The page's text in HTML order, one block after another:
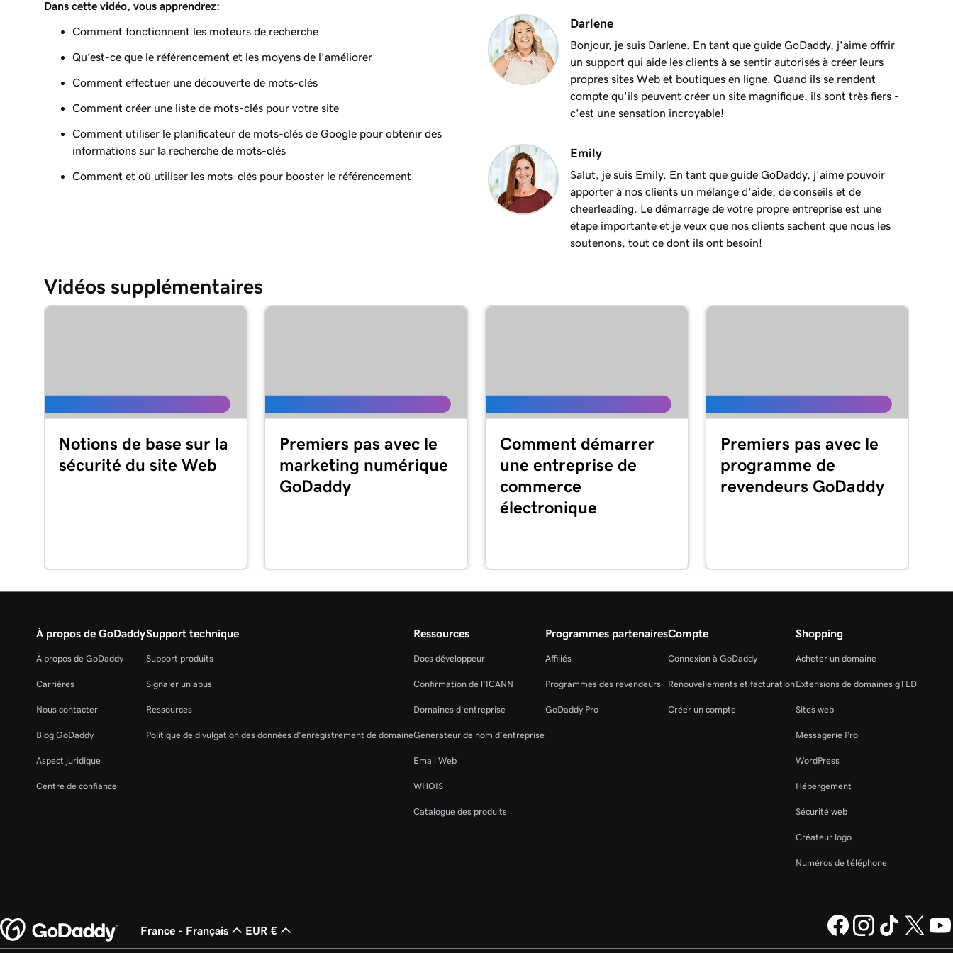
Dans cette vidéo, vous apprendrez:
Comment fonctionnent les moteurs de recherche
Qu’est-ce que le référencement et les moyens de l’améliorer
Comment effectuer une découverte de mots-clés
Comment créer une liste de mots-clés pour votre site
Comment utiliser le planificateur de mots-clés de Google pour obtenir des
informations sur la recherche de mots-clés
Comment et où utiliser les mots-clés pour booster le référencement
Darlene
Bonjour, je suis Darlene. En tant que guide GoDaddy, j'aime offrir
un support qui aide les clients à se sentir autorisés à créer leurs
propres sites Web et boutiques en ligne. Quand ils se rendent
compte qu'ils peuvent créer un site magnifique, ils sont très fiers -
c'est une sensation incroyable!
Emily
Salut, je suis Emily. En tant que guide GoDaddy, j'aime pouvoir
apporter à nos clients un mélange d'aide, de conseils et de
cheerleading. Le démarrage de votre propre entreprise est une
étape importante et je veux que nos clients sachent que nous les
soutenons, tout ce dont ils ont besoin!
Vidéos supplémentaires
Notions de base sur la
sécurité du site Web
Premiers pas avec le
marketing numérique
GoDaddy
Comment démarrer
une entreprise de
commerce
électronique
Premiers pas avec le
programme de
revendeurs GoDaddy
À propos de GoDaddy
À propos de GoDaddy
Carrières
Nous contacter
Blog GoDaddy
Aspect juridique
Centre de confiance
Support technique
Support produits
Signaler un abus
Ressources
Politique de divulgation des données d'enregistrement de domaine
Ressources
Docs développeur
Confirmation de l’ICANN
Domaines d’entreprise
Générateur de nom d’entreprise
Email Web
WHOIS
Catalogue des produits
Programmes partenaires
Affiliés
Programmes des revendeurs
GoDaddy Pro
Compte
Connexion à GoDaddy
Renouvellements et facturation
Créer un compte
Shopping
Acheter un domaine
Extensions de domaines gTLD
Sites web
Messagerie Pro
WordPress
Hébergement
Sécurité web
Créateur logo
Numéros de téléphone
France - Français EUR €